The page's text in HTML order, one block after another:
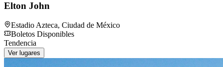
Elton John
Estadio Azteca, Ciudad de México
Boletos Disponibles
Tendencia
Ver lugares